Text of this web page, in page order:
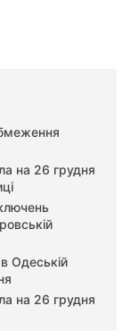
на 26 грудня
Одеській
на 26 грудня